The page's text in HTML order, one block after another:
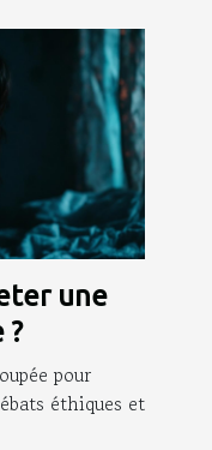
une
?
pour
éthiques et